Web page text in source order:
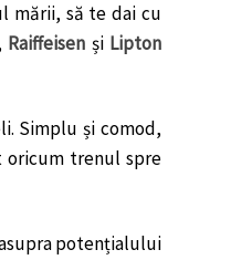
mării, să te dai cu
Raiffeisen și Lipton
Simplu și comod,
trenul spre
potențialului